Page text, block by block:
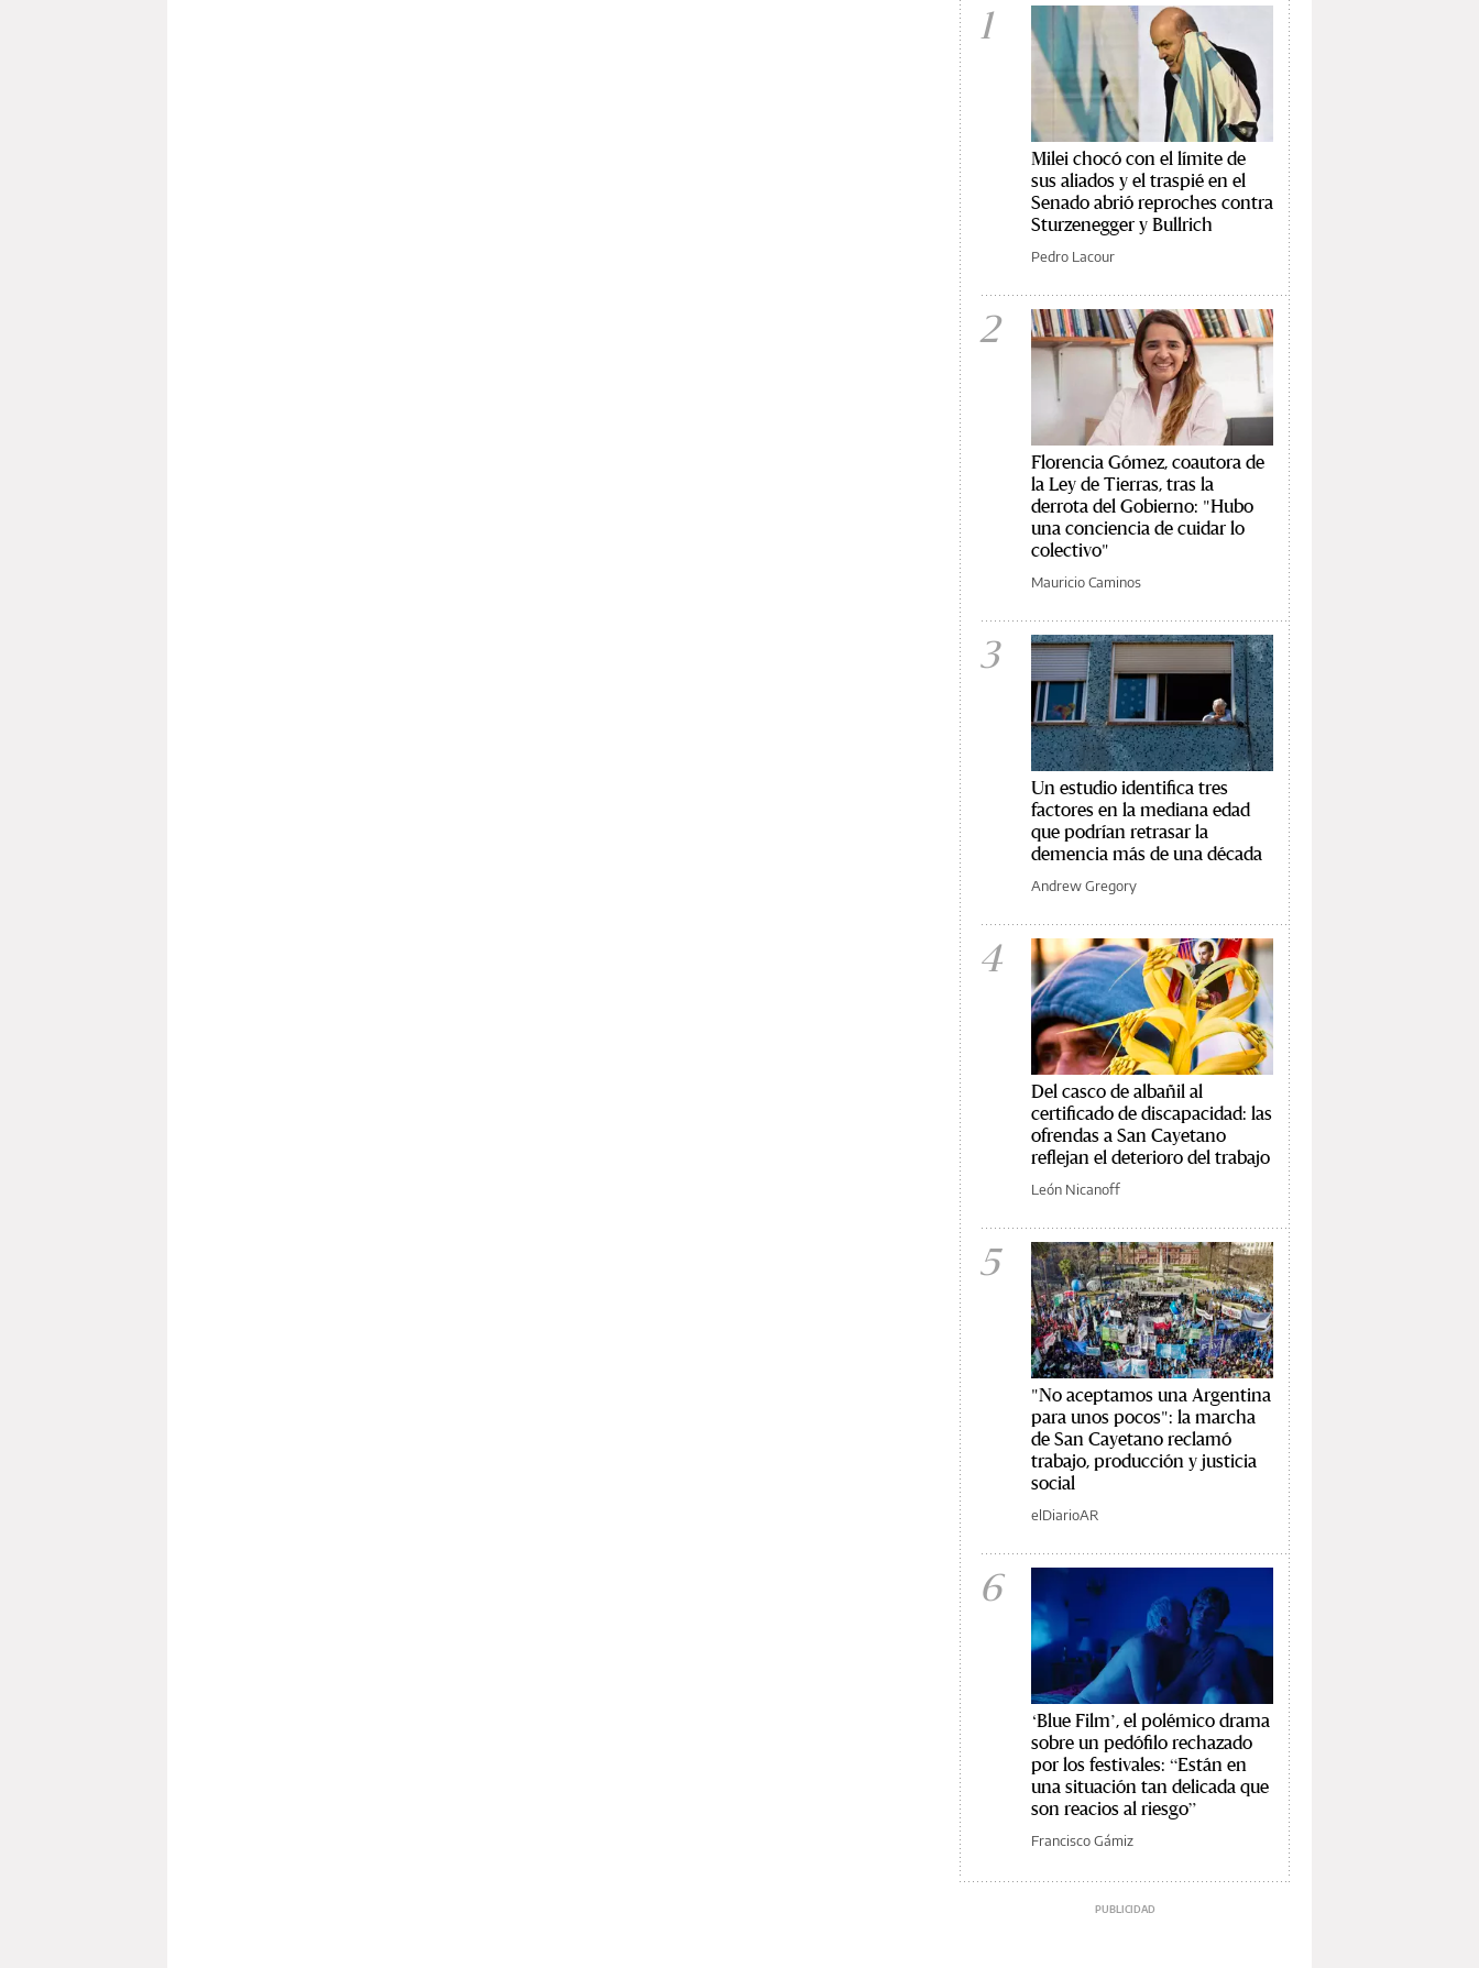
1
Milei chocó con el límite de
sus aliados y el traspié en el
Senado abrió reproches contra
Sturzenegger y Bullrich
Pedro Lacour
2
Florencia Gómez, coautora de
la Ley de Tierras, tras la
derrota del Gobierno: "Hubo
una conciencia de cuidar lo
colectivo"
Mauricio Caminos
3
Un estudio identifica tres
factores en la mediana edad
que podrían retrasar la
demencia más de una década
Andrew Gregory
4
Del casco de albañil al
certificado de discapacidad: las
ofrendas a San Cayetano
reflejan el deterioro del trabajo
León Nicanoff
5
"No aceptamos una Argentina
para unos pocos": la marcha
de San Cayetano reclamó
trabajo, producción y justicia
social
elDiarioAR
6
‘Blue Film’, el polémico drama
sobre un pedófilo rechazado
por los festivales: “Están en
una situación tan delicada que
son reacios al riesgo”
Francisco Gámiz